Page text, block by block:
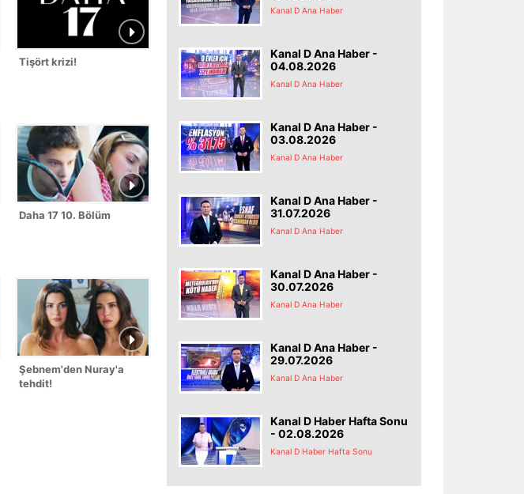
Tişört krizi!
Daha 17 10. Bölüm
Şebnem'den Nuray'a
tehdit!
Kanal D Ana Haber
Kanal D Ana Haber -
04.08.2026
Kanal D Ana Haber
Kanal D Ana Haber -
03.08.2026
Kanal D Ana Haber
Kanal D Ana Haber -
31.07.2026
Kanal D Ana Haber
Kanal D Ana Haber -
30.07.2026
Kanal D Ana Haber
Kanal D Ana Haber -
29.07.2026
Kanal D Ana Haber
Kanal D Haber Hafta Sonu
- 02.08.2026
Kanal D Haber Hafta Sonu